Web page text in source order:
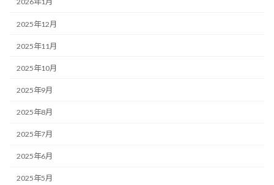
2025年12月
2025年11月
2025年10月
2025年9月
2025年8月
2025年7月
2025年6月
2025年5月